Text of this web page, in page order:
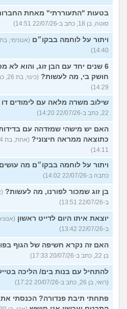
בטעות "התעוררתי" מאחת
סוטה, בן 18, כתב ב-22/07/26 14:51)
ויתור על לוחמה בבקו״ם
14:40)
6 שנים יחד עם הבן זוג, והוא לא
חושק בי, מה לעשות?
14:29)
שילוב משרה מלאה עם לימודים דו
22, כתב ב-22/07/26 14:20)
האם יש מישהי שמזדהה עם
כתוצאה ממראה חיצוני?
14:11)
ויתור על לוחמה בבקו״ם מה
כתבה ב-22/07/26 14:02)
בן זוג שמכור לפורנו, מה לעשות?
ב-22/07/26 13:51)
יוצאת איתו היום לדייט ראשון
ב-22/07/26 13:42)
האם זה נקרא חשיפה של הגוף
בן 22, כתב ב-20/07/26 17:33)
להתחיל עם בנות בים/ הליכה
(רואי, בן 26, כתב ב-20/07/26 17:22)
פתחתי תיבת פנדורה? הכנסתי